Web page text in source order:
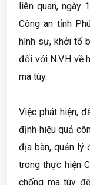
liên quan, ngày
Công an tỉnh
hình sự, khởi tố
đối với N.V.H về
ma túy.
Việc phát hiện,
định hiệu quả
địa bàn, quản lý
trong thực hiện
chống ma túy